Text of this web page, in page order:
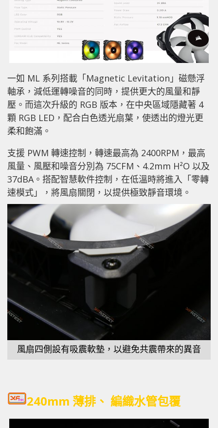
一如 ML 系列搭載「Magnetic Levitation」磁懸浮
軸承，減低運轉噪音的同時，提供更大的風量和靜
壓。而這次升級的 RGB 版本，在中央區域隱藏著 4
顆 RGB LED，配合白色透光扇葉，使透出的燈光更
柔和飽滿。
支援 PWM 轉速控制，轉速最高為 2400RPM，最高
風量、風壓和噪音分別為 75CFM、4.2mm H²O 以及
37dBA。搭配智慧軟件控制，在低溫時將進入「零轉
速模式」，將風扇關閉，以提供極致靜音環境。
風扇四側設有吸震軟墊，以避免共震帶來的異音
240mm 薄排、 編織水管包覆